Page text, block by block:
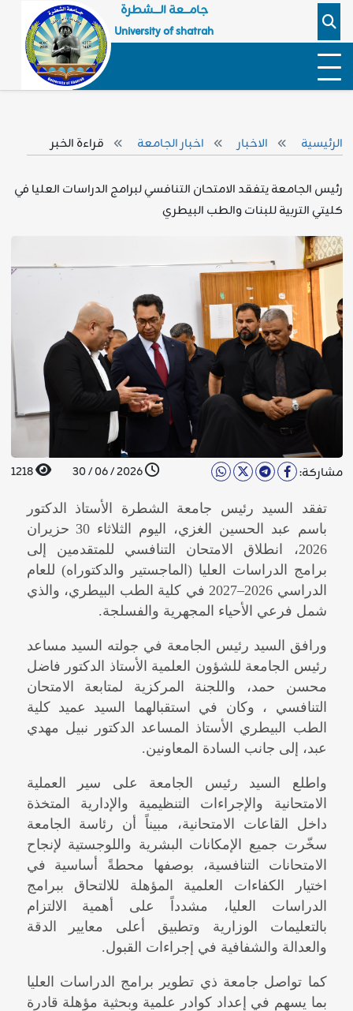
جامـــعة الــــشطرة
University of shatrah
الرئيسية الاخبار اخبار الجامعة قراءة الخبر
رئيس الجامعة يتفقد الامتحان التنافسي لبرامج الدراسات العليا في
كليتي التربية للبنات والطب البيطري
مشاركة: 2026 / 06 / 30
1218
تفقد السيد رئيس جامعة الشطرة الأستاذ الدكتور
باسم عبد الحسين الغزي، اليوم الثلاثاء 30 حزيران
2026، انطلاق الامتحان التنافسي للمتقدمين إلى
برامج الدراسات العليا (الماجستير والدكتوراه) للعام
الدراسي 2026–2027 في كلية الطب البيطري، والذي
شمل فرعي الأحياء المجهرية والفسلجة.
ورافق السيد رئيس الجامعة في جولته السيد مساعد
رئيس الجامعة للشؤون العلمية الأستاذ الدكتور فاضل
محسن حمد، واللجنة المركزية لمتابعة الامتحان
التنافسي ، وكان في استقبالهما السيد عميد كلية
الطب البيطري الأستاذ المساعد الدكتور نبيل مهدي
عبد، إلى جانب السادة المعاونين.
واطلع السيد رئيس الجامعة على سير العملية
الامتحانية والإجراءات التنظيمية والإدارية المتخذة
داخل القاعات الامتحانية، مبيناً أن رئاسة الجامعة
سخّرت جميع الإمكانات البشرية واللوجستية لإنجاح
الامتحانات التنافسية، بوصفها محطةً أساسية في
اختيار الكفاءات العلمية المؤهلة للالتحاق ببرامج
الدراسات العليا، مشدداً على أهمية الالتزام
بالتعليمات الوزارية وتطبيق أعلى معايير الدقة
والعدالة والشفافية في إجراءات القبول.
كما تواصل جامعة ذي تطوير برامج الدراسات العليا
بما يسهم في إعداد كوادر علمية وبحثية مؤهلة قادرة